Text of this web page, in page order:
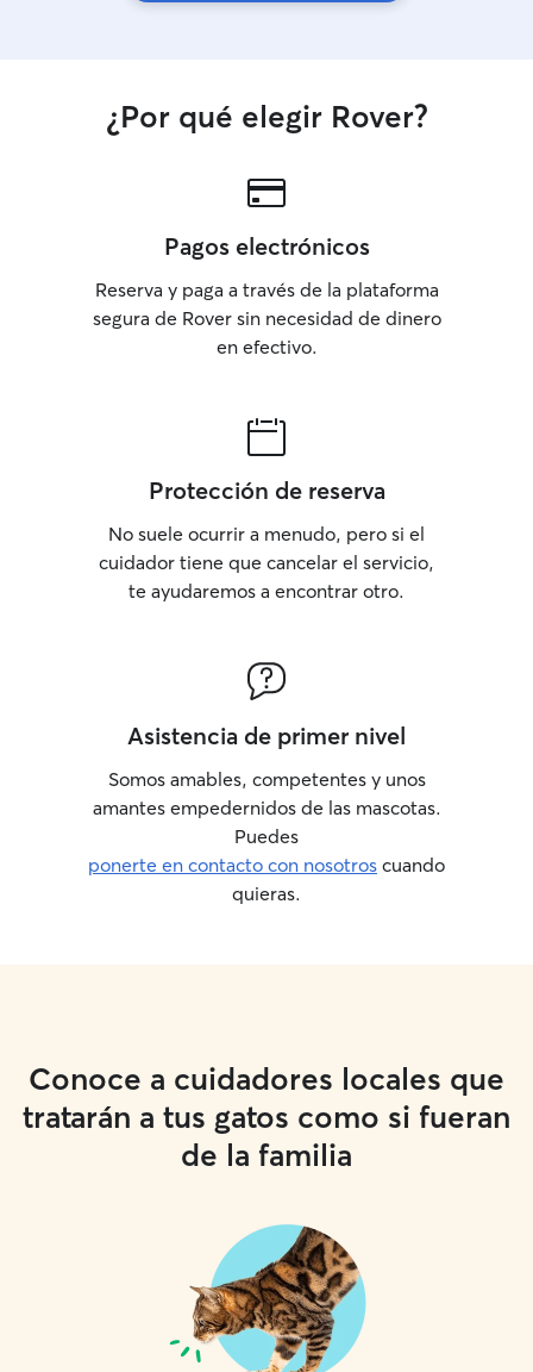
¿Por qué elegir Rover?
Pagos electrónicos
Reserva y paga a través de la plataforma
segura de Rover sin necesidad de dinero
en efectivo.
Protección de reserva
No suele ocurrir a menudo, pero si el
cuidador tiene que cancelar el servicio,
te ayudaremos a encontrar otro.
Asistencia de primer nivel
Somos amables, competentes y unos
amantes empedernidos de las mascotas.
Puedes
ponerte en contacto con nosotros cuando
quieras.
Conoce a cuidadores locales que
tratarán a tus gatos como si fueran
de la familia